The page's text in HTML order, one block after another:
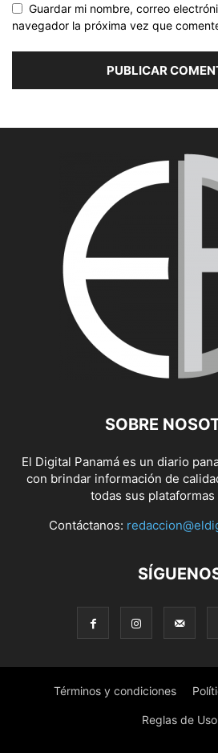
Guardar mi nombre, correo
navegador la próxima vez que
SOBRE
El Digital Panamá es un diario
con brindar información de
todas sus
Contáctanos:
Términos y condiciones
Reglas de Uso